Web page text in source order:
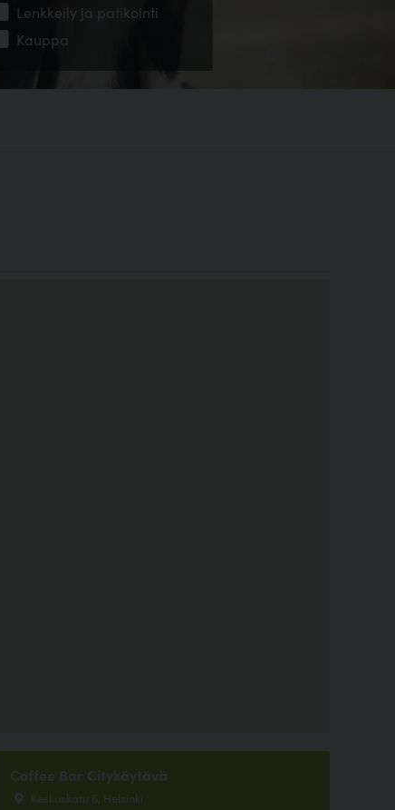
Lenkkeily ja patikointi
Kauppa
Coffee Bar Citykäytävä
Keskuskatu 6, Helsinki